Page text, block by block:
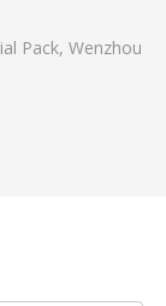
Pack, Wenzhou